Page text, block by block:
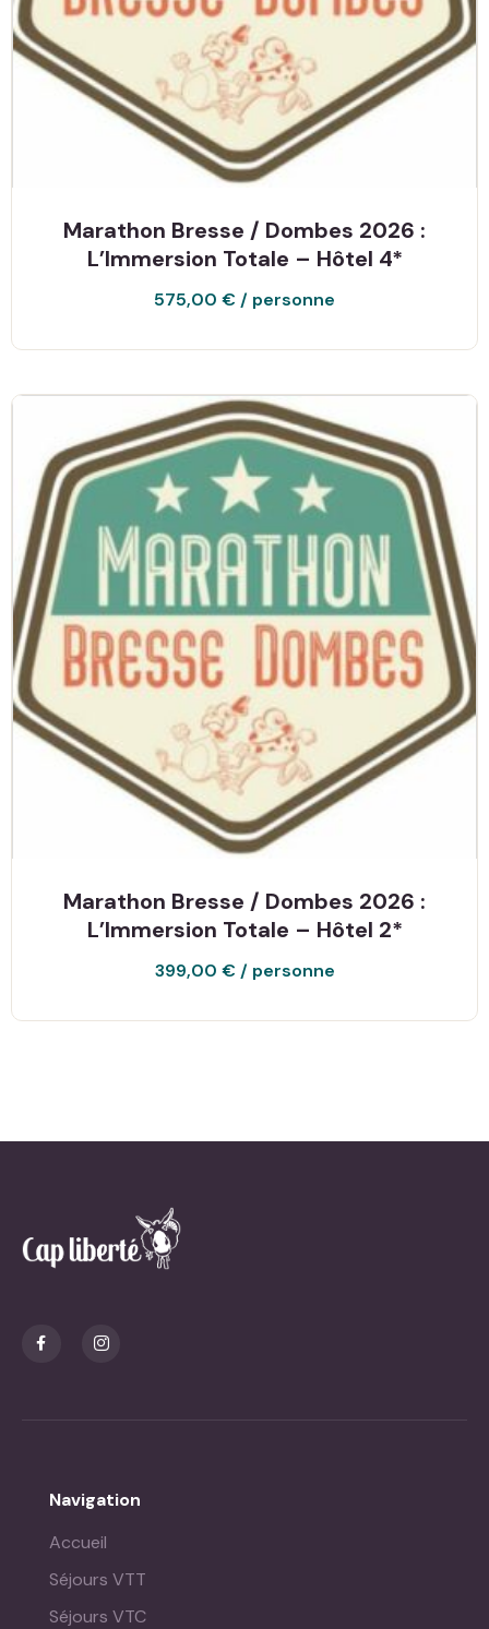
Marathon Bresse / Dombes 2026 :
L’Immersion Totale – Hôtel 4*
575,00 €
Marathon Bresse / Dombes 2026 :
L’Immersion Totale – Hôtel 2*
399,00 €
Navigation
Accueil
Séjours VTT
Séjours VTC